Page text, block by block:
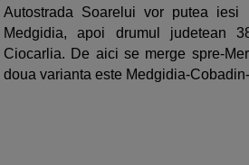
Autostrada Soarelui vor putea
Medgidia, apoi drumul judetean
Ciocarlia. De aici se merge spre-
doua varianta este Medgidia-